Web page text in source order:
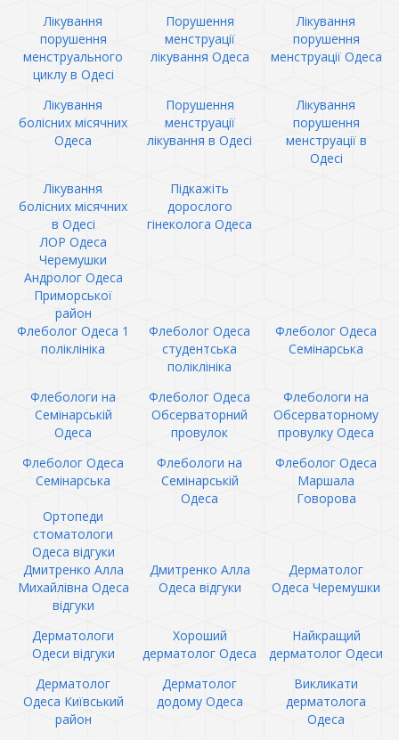
Лікування
порушення
менструального
циклу в Одесі
Порушення
менструації
лікування Одеса
Лікування
порушення
менструації Одеса
Лікування
болісних місячних
Одеса
Порушення
менструації
лікування в Одесі
Лікування
порушення
менструації в
Одесі
Лікування
болісних місячних
в Одесі
Підкажіть
дорослого
гінеколога Одеса
ЛОР Одеса
Черемушки
Андролог Одеса
Приморської
район
Флеболог Одеса 1
поліклініка
Флеболог Одеса
студентська
поліклініка
Флеболог Одеса
Семінарська
Флебологи на
Семінарській
Одеса
Флеболог Одеса
Обсерваторний
провулок
Флебологи на
Обсерваторному
провулку Одеса
Флеболог Одеса
Семінарська
Флебологи на
Семінарській
Одеса
Флеболог Одеса
Маршала
Говорова
Ортопеди
стоматологи
Одеса відгуки
Дмитренко Алла
Михайлівна Одеса
відгуки
Дмитренко Алла
Одеса відгуки
Дерматолог
Одеса Черемушки
Дерматологи
Одеси відгуки
Хороший
дерматолог Одеса
Найкращий
дерматолог Одеси
Дерматолог
Одеса Київський
район
Дерматолог
додому Одеса
Викликати
дерматолога
Одеса